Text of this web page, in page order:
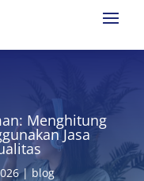
Menghitung
Jasa
| blog